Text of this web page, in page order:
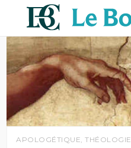
APOLOGÉTIQUE,THÉOLOGIE